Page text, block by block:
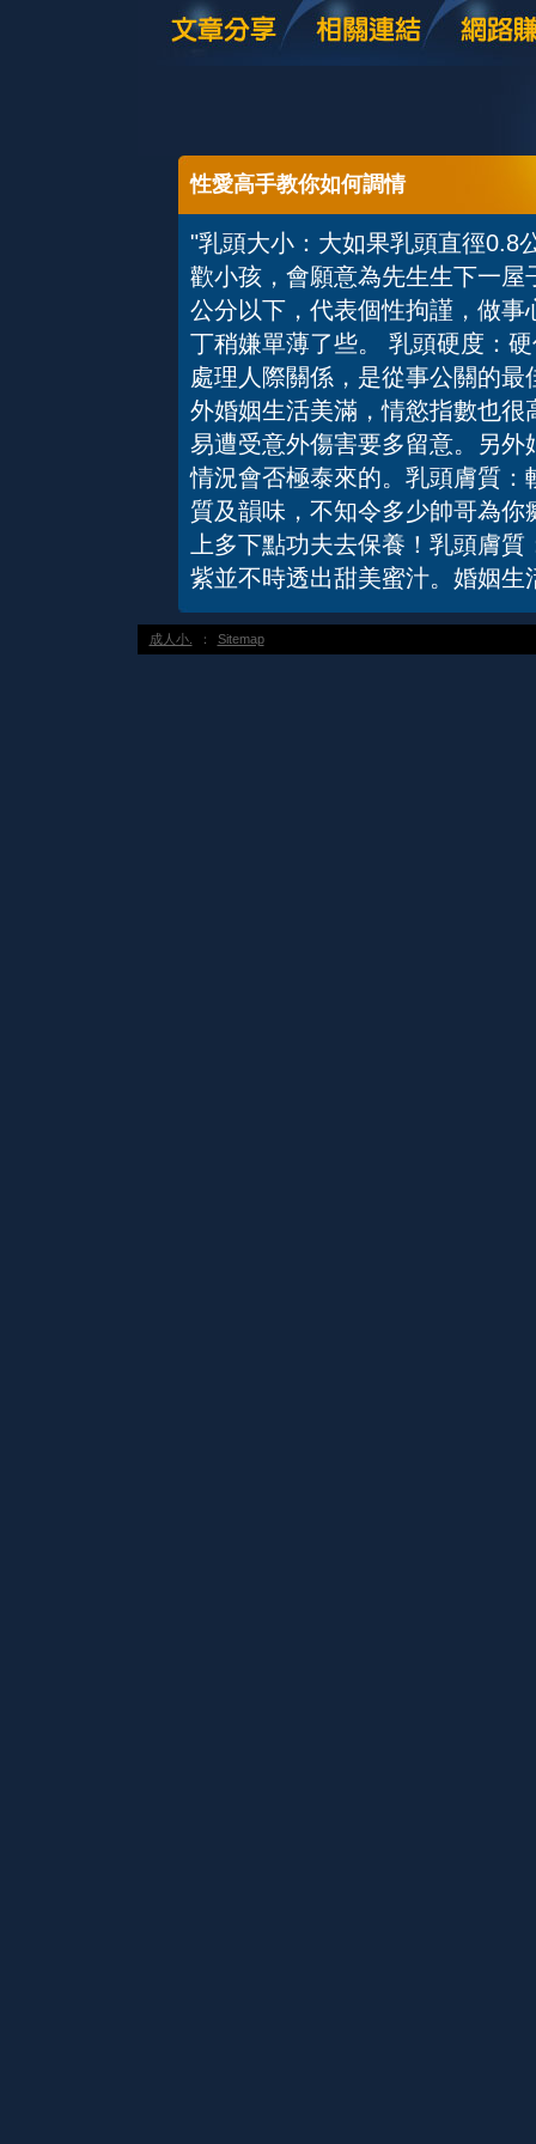
性愛高手教你如何調情
"乳頭大小：大如果乳頭直徑0.8
歡小孩，會願意為先生生下一
公分以下，代表個性拘謹，做
丁稍嫌單薄了些。 乳頭硬度：
處理人際關係，是從事公關的
外婚姻生活美滿，情慾指數也
易遭受意外傷害要多留意。另
情況會否極泰來的。乳頭膚質
質及韻味，不知令多少帥哥為
上多下點功夫去保養！乳頭膚
紫並不時透出甜美蜜汁。婚姻
成人小. ： Sitemap